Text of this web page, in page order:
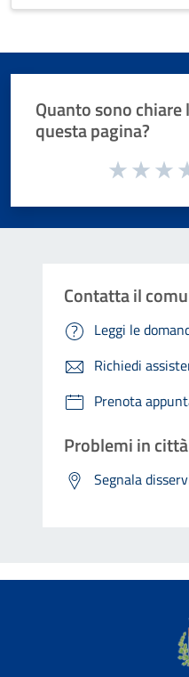
Quanto sono
questa pagina?
Valuta da 1 a 5 stelle la
Contatta il
Leggi le
Richiedi
Prenota
Problemi in città
Segnala